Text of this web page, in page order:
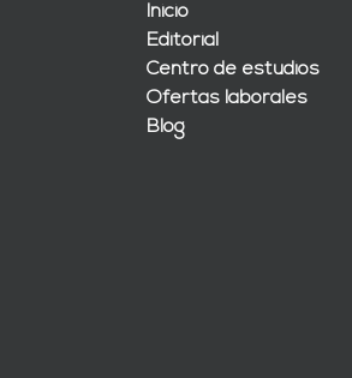
Inicio
Editorial
Centro de estudios
Ofertas laborales
Blog